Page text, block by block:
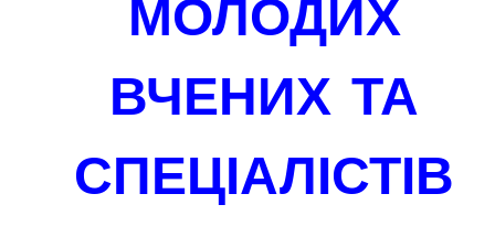
МОЛОДИХ
ВЧЕНИХ ТА
СПЕЦІАЛІСТІВ